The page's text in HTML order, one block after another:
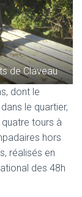
Place aux
dont le
le quartier,
quatre tours à
hors
réalisés en
des 48h